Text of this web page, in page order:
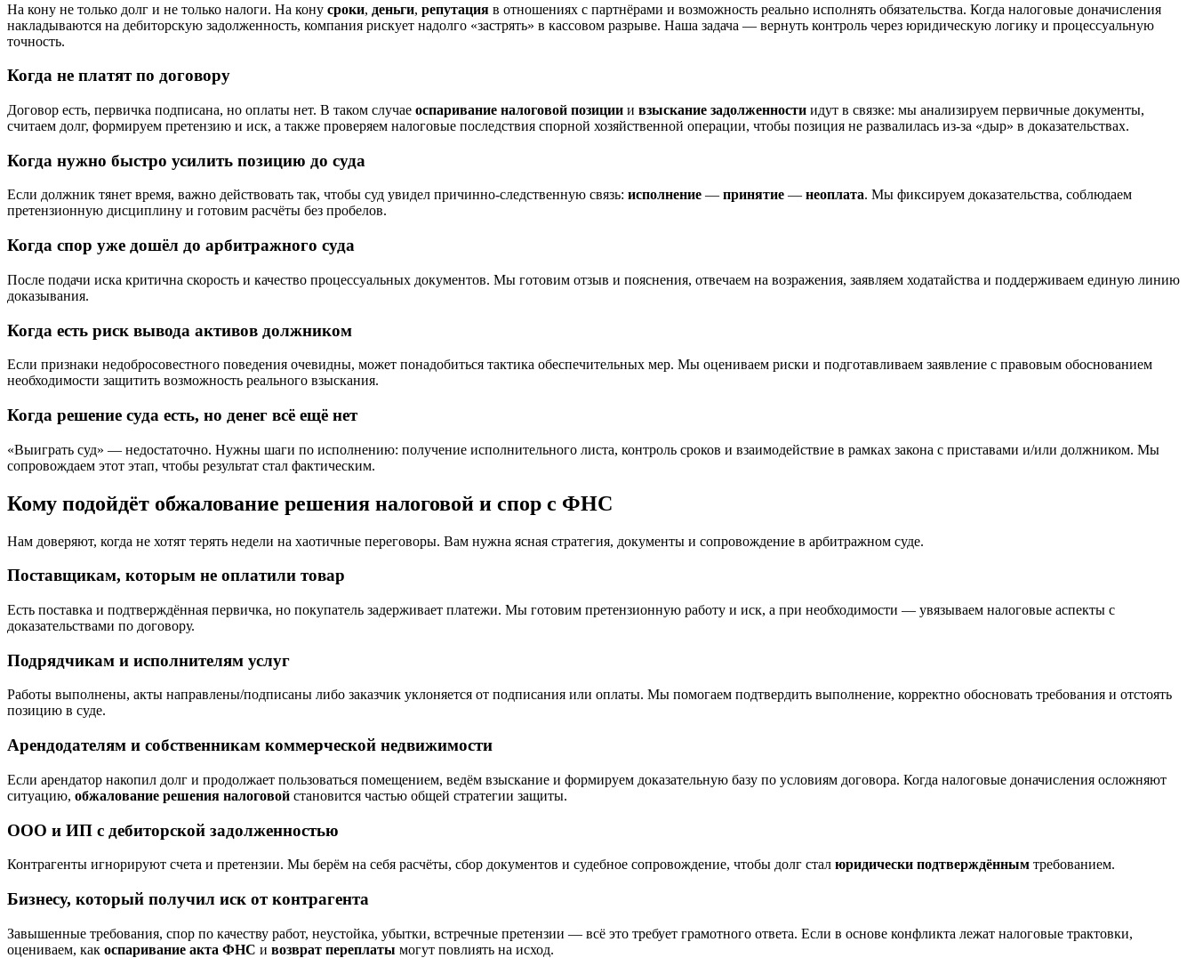
На кону не только долг и не только налоги. На кону сроки, деньги, репутация в отношениях с партнёрами и возможность реально исполнять обязательства. Когда налоговые доначисления
накладываются на дебиторскую задолженность, компания рискует надолго «застрять» в кассовом разрыве. Наша задача — вернуть контроль через юридическую логику и процессуальную
точность.
Когда не платят по договору
Договор есть, первичка подписана, но оплаты нет. В таком случае оспаривание налоговой позиции и взыскание задолженности идут в связке: мы анализируем первичные документы,
считаем долг, формируем претензию и иск, а также проверяем налоговые последствия спорной хозяйственной операции, чтобы позиция не развалилась из-за «дыр» в доказательствах.
Когда нужно быстро усилить позицию до суда
Если должник тянет время, важно действовать так, чтобы суд увидел причинно-следственную связь: исполнение — принятие — неоплата. Мы фиксируем доказательства, соблюдаем
претензионную дисциплину и готовим расчёты без пробелов.
Когда спор уже дошёл до арбитражного суда
После подачи иска критична скорость и качество процессуальных документов. Мы готовим отзыв и пояснения, отвечаем на возражения, заявляем ходатайства и поддерживаем единую линию
доказывания.
Когда есть риск вывода активов должником
Если признаки недобросовестного поведения очевидны, может понадобиться тактика обеспечительных мер. Мы оцениваем риски и подготавливаем заявление с правовым обоснованием
необходимости защитить возможность реального взыскания.
Когда решение суда есть, но денег всё ещё нет
«Выиграть суд» — недостаточно. Нужны шаги по исполнению: получение исполнительного листа, контроль сроков и взаимодействие в рамках закона с приставами и/или должником. Мы
сопровождаем этот этап, чтобы результат стал фактическим.
Кому подойдёт обжалование решения налоговой и спор с ФНС
Нам доверяют, когда не хотят терять недели на хаотичные переговоры. Вам нужна ясная стратегия, документы и сопровождение в арбитражном суде.
Поставщикам, которым не оплатили товар
Есть поставка и подтверждённая первичка, но покупатель задерживает платежи. Мы готовим претензионную работу и иск, а при необходимости — увязываем налоговые аспекты с
доказательствами по договору.
Подрядчикам и исполнителям услуг
Работы выполнены, акты направлены/подписаны либо заказчик уклоняется от подписания или оплаты. Мы помогаем подтвердить выполнение, корректно обосновать требования и отстоять
позицию в суде.
Арендодателям и собственникам коммерческой недвижимости
Если арендатор накопил долг и продолжает пользоваться помещением, ведём взыскание и формируем доказательную базу по условиям договора. Когда налоговые доначисления осложняют
ситуацию, обжалование решения налоговой становится частью общей стратегии защиты.
ООО и ИП с дебиторской задолженностью
Контрагенты игнорируют счета и претензии. Мы берём на себя расчёты, сбор документов и судебное сопровождение, чтобы долг стал юридически подтверждённым требованием.
Бизнесу, который получил иск от контрагента
Завышенные требования, спор по качеству работ, неустойка, убытки, встречные претензии — всё это требует грамотного ответа. Если в основе конфликта лежат налоговые трактовки,
оцениваем, как оспаривание акта ФНС и возврат переплаты могут повлиять на исход.